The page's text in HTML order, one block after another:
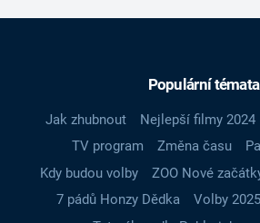
Populární témata
Jak zhubnout Nejlepší filmy 2024
TV program
Změna času
Kdy budou volby
ZOO Nové
7 pádů Honzy Dědka
Volby 2025